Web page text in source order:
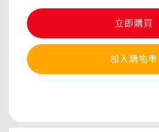
立即購買
加入購物車